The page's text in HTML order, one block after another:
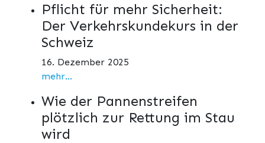
Pflicht für mehr Sicherheit:
Der Verkehrskundekurs in der
Schweiz
16. Dezember 2025
mehr...
Wie der Pannenstreifen
plötzlich zur Rettung im Stau
wird